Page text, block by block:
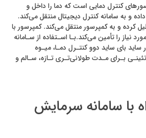
کنترل دمایی است که دما را داخل و
و به سامانه کنترل دیجیتال منتقل می‌کند.
کرده و به کمپرسور منتقل می‌کند. کمپرسور با
نیاز را تأمین می‌کند.بـا اسـتفاده از سـامانه
بای ساید دوو کنتـرل دمـا، میـوه
بـرای مـدت طولانی‌تـری تـازه، سـالم و
با سامانه سرمایش